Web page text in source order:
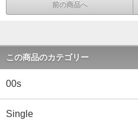
前の商品へ
この商品のカテゴリー
00s
Single